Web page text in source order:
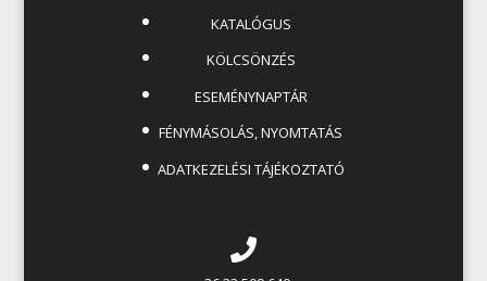
KATALÓGUS
KÖLCSÖNZÉS
ESEMÉNYNAPTÁR
FÉNYMÁSOLÁS, NYOMTATÁS
ADATKEZELÉSI TÁJÉKOZTATÓ